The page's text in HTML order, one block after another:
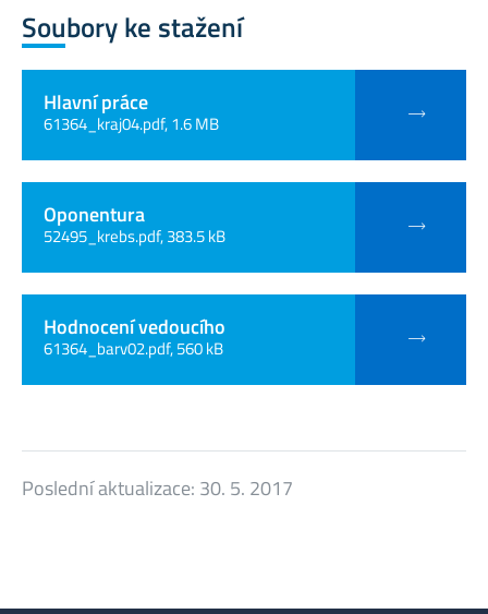
Soubory ke stažení
Hlavní práce
61364_kraj04.pdf, 1.6 MB
Oponentura
52495_krebs.pdf, 383.5 kB
Hodnocení vedoucího
61364_barv02.pdf, 560 kB
Poslední aktualizace: 30. 5. 2017